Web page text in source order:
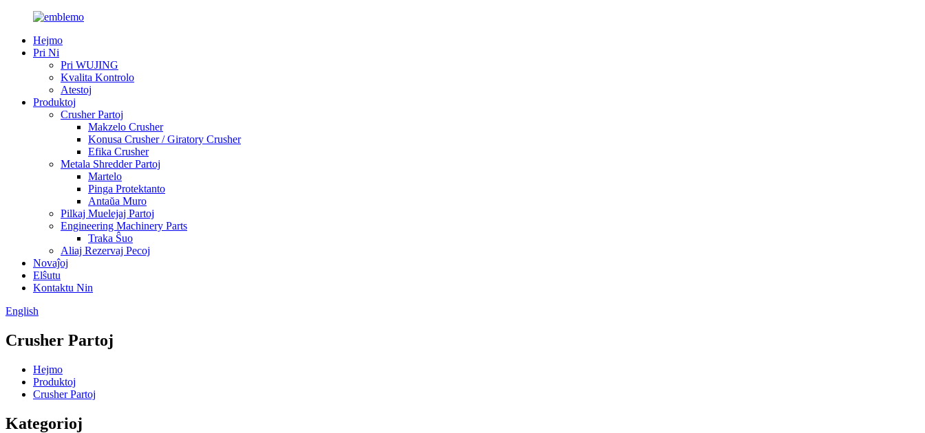
Hejmo
Pri Ni
Pri WUJING
Kvalita Kontrolo
Atestoj
Produktoj
Crusher Partoj
Makzelo Crusher
Konusa Crusher / Giratory Crusher
Efika Crusher
Metala Shredder Partoj
Martelo
Pinga Protektanto
Antaŭa Muro
Pilkaj Muelejaj Partoj
Engineering Machinery Parts
Traka Ŝuo
Aliaj Rezervaj Pecoj
Novaĵoj
Elŝutu
Kontaktu Nin
English
Crusher Partoj
Hejmo
Produktoj
Crusher Partoj
Kategorioj